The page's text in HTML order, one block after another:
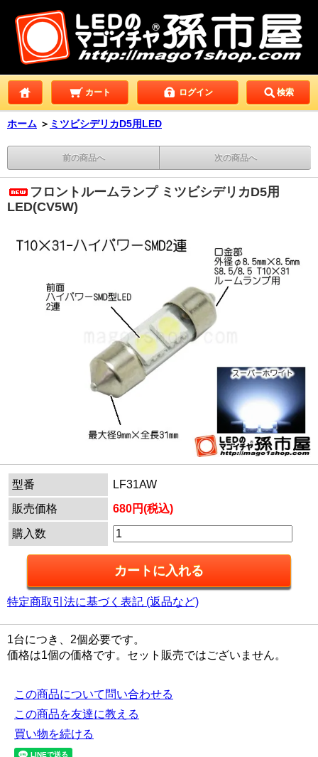
カート ログイン 検索
ホーム ＞ ミツビシデリカD5用LED
前の商品へ 次の商品へ
フロントルームランプ ミツビシデリカD5用
LED(CV5W)
型番
LF31AW
販売価格
680円(税込)
購入数
特定商取引法に基づく表記 (返品など)
1台につき、2個必要です。
価格は1個の価格です。セット販売ではございません。
この商品について問い合わせる
この商品を友達に教える
買い物を続ける